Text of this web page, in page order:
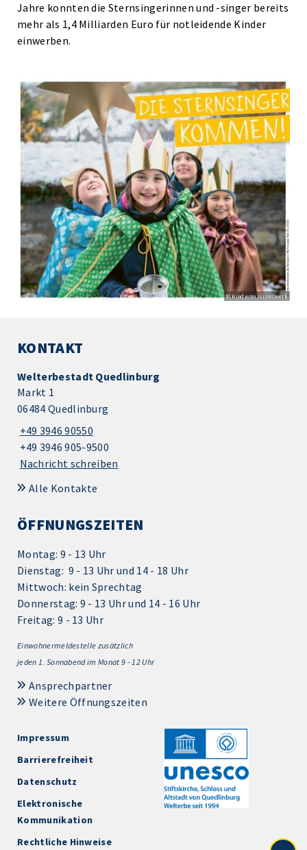
Jahre konnten die Sternsingerinnen und -singer bereits
mehr als 1,4 Milliarden Euro für notleidende Kinder
einwerben.
© Kindermissionswerk
KONTAKT
Welterbestadt Quedlinburg
Markt 1
06484 Quedlinburg
+49 3946 90550
+49 3946 905-9500
Nachricht schreiben
Alle Kontakte
ÖFFNUNGSZEITEN
Montag: 9 - 13 Uhr
Dienstag: 9 - 13 Uhr und 14 - 18 Uhr
Mittwoch: kein Sprechtag
Donnerstag: 9 - 13 Uhr und 14 - 16 Uhr
Freitag: 9 - 13 Uhr
Einwohnermeldestelle zusätzlich
jeden 1. Sonnabend im Monat 9 - 12 Uhr
Ansprechpartner
Weitere Öffnungszeiten
Impressum
Barrierefreiheit
Datenschutz
Elektronische
Kommunikation
Rechtliche Hinweise